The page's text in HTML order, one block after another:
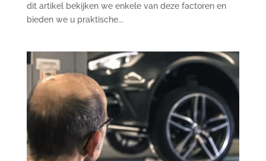
dit artikel bekijken we enkele van deze factoren en
bieden we u praktische...